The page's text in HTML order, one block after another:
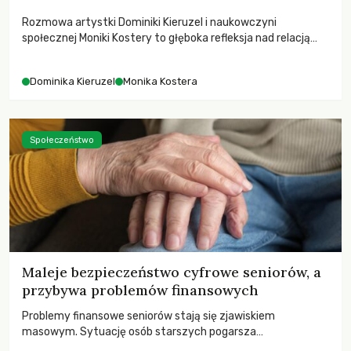
Rozmowa artystki Dominiki Kieruzel i naukowczyni
społecznej Moniki Kostery to głęboka refleksja nad relacją
Dominika Kieruzel Monika Kostera
Maleje bezpieczeństwo cyfrowe seniorów, a
przybywa problemów finansowych
Problemy finansowe seniorów stają się zjawiskiem
masowym. Sytuację osób starszych pogarsza
Społeczeństwo